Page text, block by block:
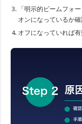
「明示的ビームフォ
オンになっているか確
オフになっていれば